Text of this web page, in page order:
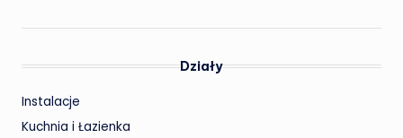
Działy
Instalacje
Kuchnia i Łazienka